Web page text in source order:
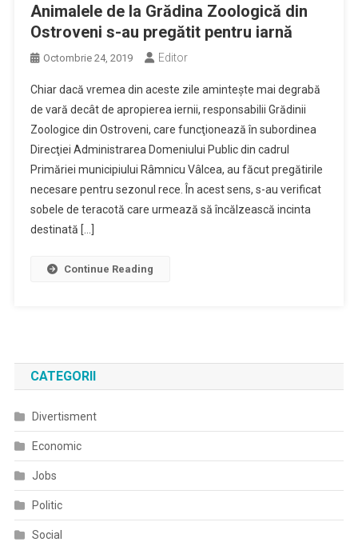
Animalele de la Grădina Zoologică din
Ostroveni s-au pregătit pentru iarnă
Octombrie 24, 2019 Editor
Chiar dacă vremea din aceste zile aminteşte mai degrabă
de vară decât de apropierea iernii, responsabilii Grădinii
Zoologice din Ostroveni, care funcţionează în subordinea
Direcţiei Administrarea Domeniului Public din cadrul
Primăriei municipiului Râmnicu Vâlcea, au făcut pregătirile
necesare pentru sezonul rece. În acest sens, s-au verificat
sobele de teracotă care urmează să încălzească incinta
destinată […]
Continue Reading
CATEGORII
Divertisment
Economic
Jobs
Politic
Social